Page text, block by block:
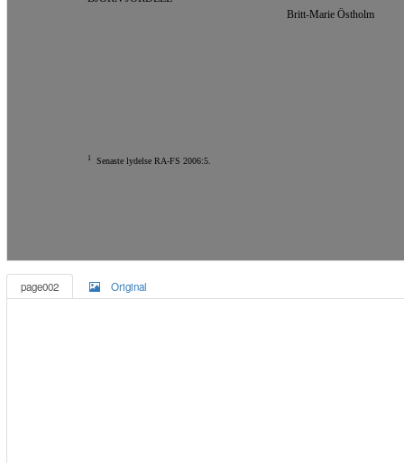
Britt-Marie Östholm
1 Senaste lydelse RA-FS 2006:5.
page002 Original